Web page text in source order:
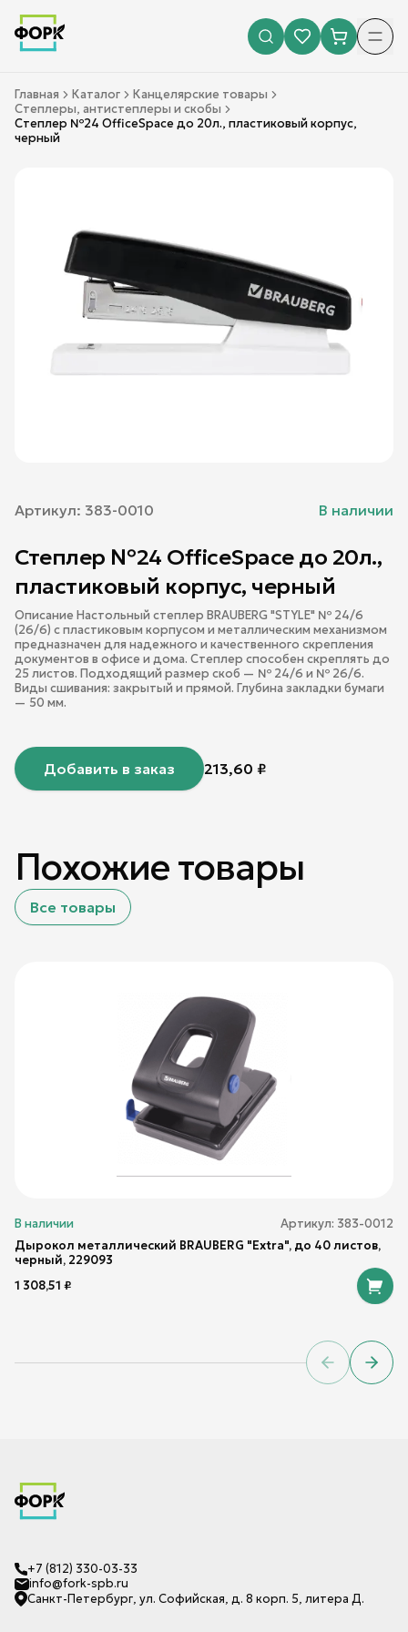
Главная Каталог
Канцелярские товары
Степлеры, антистеплеры и скобы
Степлер №24 OfficeSpace до 20л., пластиковый корпус,
черный
Артикул: 383-0010 В наличии
Степлер №24 OfficeSpace до 20л.,
пластиковый корпус, черный
Описание Настольный степлер BRAUBERG "STYLE" № 24/6
(26/6) с пластиковым корпусом и металлическим механизмом
предназначен для надежного и качественного скрепления
документов в офисе и дома. Степлер способен скреплять до
25 листов. Подходящий размер скоб — № 24/6 и № 26/6.
Виды сшивания: закрытый и прямой. Глубина закладки бумаги
— 50 мм.
Добавить в заказ 213,60 ₽
Похожие товары
Все товары
В наличии Артикул: 383-0012
Дырокол металлический BRAUBERG "Extra", до 40 листов,
черный, 229093
1 308,51 ₽
Previous
Next
+7 (812) 330-03-33
info@fork-spb.ru
Санкт-Петербург, ул. Софийская, д. 8 корп. 5, литера Д.